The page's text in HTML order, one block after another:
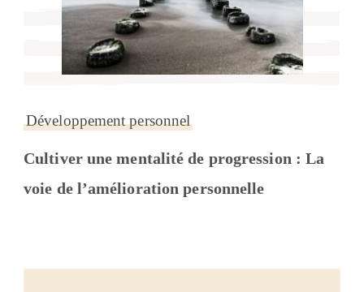
Développement personnel
Cultiver une mentalité de progression : La
voie de l’amélioration personnelle